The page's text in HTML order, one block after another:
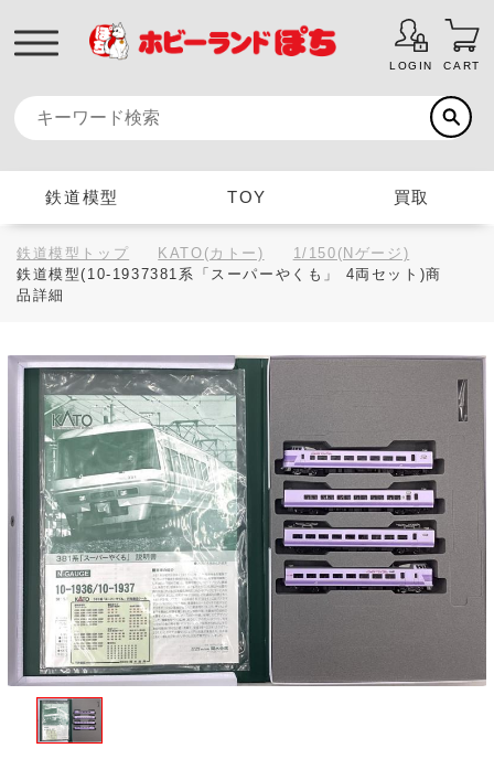
LOGIN CART
鉄道模型 TOY 買取
鉄道模型トップ KATO(カトー)
1/150(Nゲージ)
鉄道模型(10-1937381系「スーパーやくも」 4両セット)商
品詳細